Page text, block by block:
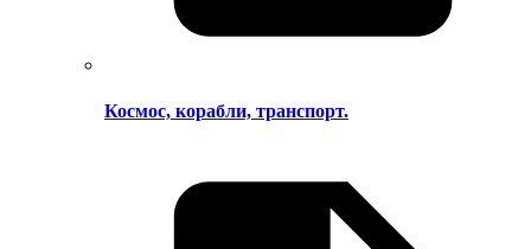
Космос, корабли, транспорт.